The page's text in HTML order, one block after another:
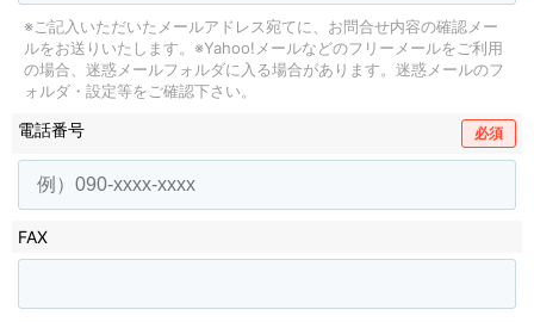
※ご記入いただいたメールアドレス宛てに、お問合せ内容の確認メー
ルをお送りいたします。 ※Yahoo!メールなどのフリーメールをご利用
の場合、迷惑メールフォルダに入る場合があります。 迷惑メールのフ
ォルダ・設定等をご確認下さい。
電話番号 必須
FAX